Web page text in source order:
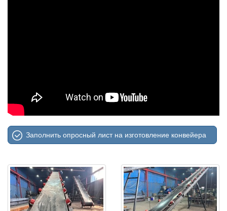
Заполнить опросный лист на изготовление конвейера